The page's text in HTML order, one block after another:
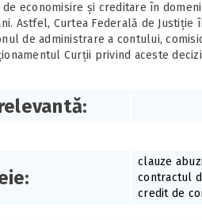
economisire și creditare în
Astfel, Curtea Federală de
de administrare a contului,
Curții privind aceste
clauze
contractul
credit de